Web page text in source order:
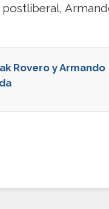
Rovero y Armando